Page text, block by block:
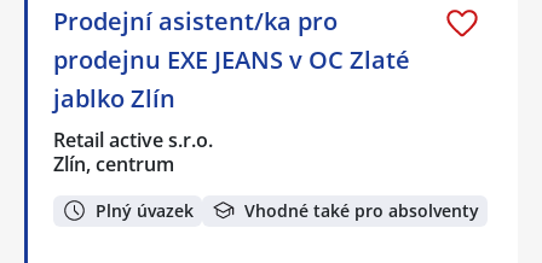
Prodejní asistent/ka pro
prodejnu EXE JEANS v OC Zlaté
jablko Zlín
Retail active s.r.o.
Zlín, centrum
Plný úvazek Vhodné také pro absolventy